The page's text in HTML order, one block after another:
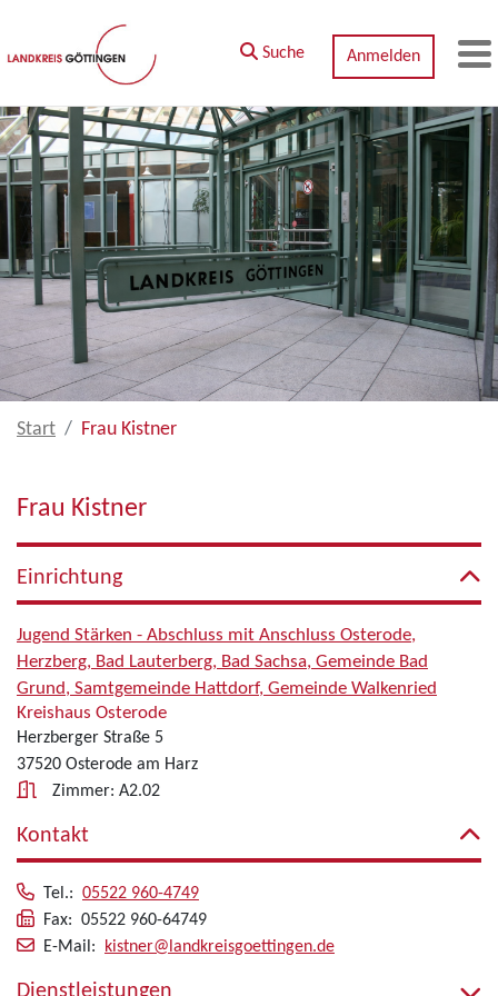
Zum Hauptinhalt springen
Suche
Anmelden
Start Frau Kistner
Frau Kistner
Einrichtung
Jugend Stärken - Abschluss mit Anschluss Osterode,
Herzberg, Bad Lauterberg, Bad Sachsa, Gemeinde Bad
Grund, Samtgemeinde Hattdorf, Gemeinde Walkenried
Kreishaus Osterode
Herzberger Straße 5
37520 Osterode am Harz
Zimmer: A2.02
Kontakt
Tel.: 05522 960-4749
Fax: 05522 960-64749
E-Mail:
kistner@landkreisgoettingen.de
Dienstleistungen